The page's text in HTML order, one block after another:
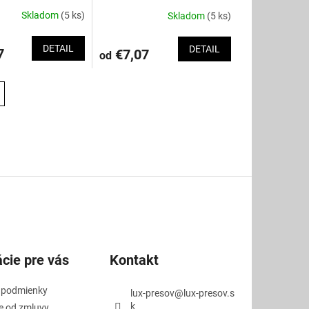
Skladom (5 ks)
DETAIL
Skladom (5 ks)
od €7,07 DETAIL
pre vás Kontakt
lux-presov@ lux-presov.s
k